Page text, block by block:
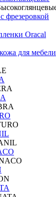
фрезеровкой
Oracal
для мебели